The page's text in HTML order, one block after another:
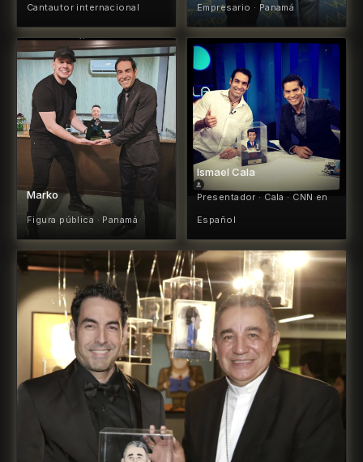
Cantautor internacional Empresario · Panamá
Marko
Figura pública · Panamá
Ismael Cala
Presentador · Cala · CNN en
Español